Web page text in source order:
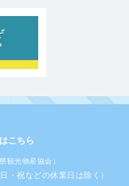
こちら
観光物産協会）
祝などの休業日は除く）